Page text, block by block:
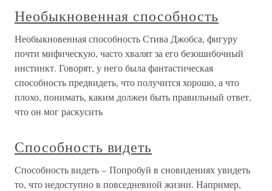
Необыкновенная способность
Необыкновенная способность Стива Джобса, фигуру
почти мифическую, часто хвалят за его безошибочный
инстинкт. Говорят, у него была фантастическая
способность предвидеть, что получится хорошо, а что
плохо, понимать, каким должен быть правильный ответ,
что он мог раскусить
Способность видеть
Способность видеть – Попробуй в сновидениях увидеть
то, что недоступно в повседневной жизни. Например,